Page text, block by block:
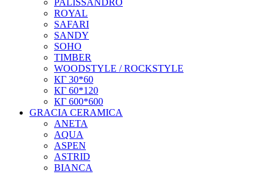
PALISSANDRO
ROYAL
SAFARI
SANDY
SOHO
TIMBER
WOODSTYLE / ROCKSTYLE
КГ 30*60
КГ 60*120
КГ 600*600
GRACIA CERAMICA
ANETA
AQUA
ASPEN
ASTRID
BIANCA